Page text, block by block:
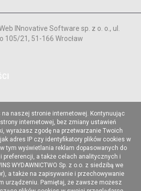
INnovative Software sp. z o. o., ul.
105/21, 51-166 Wrocław
na naszej stronie internetowej. Kontynuując
internetowej, bez zmiany ustawień
wyrażasz zgodę na przetwarzanie Twoich
adres IP czy identyfikatory plików cookies w
tym wyświetlania reklam dopasowanych do
preferencji, a także celach analitycznych i
WYDAWNICTWO Sp. z o.o. z siedzibą we
a także na zapisywanie i przechowywanie
urządzeniu. Pamiętaj, że zawsze możesz